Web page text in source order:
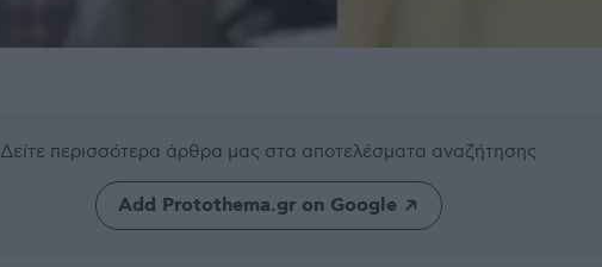
Δείτε περισσότερα άρθρα μας στα αποτελέσματα αναζήτησης
Add Protothema.gr on Google